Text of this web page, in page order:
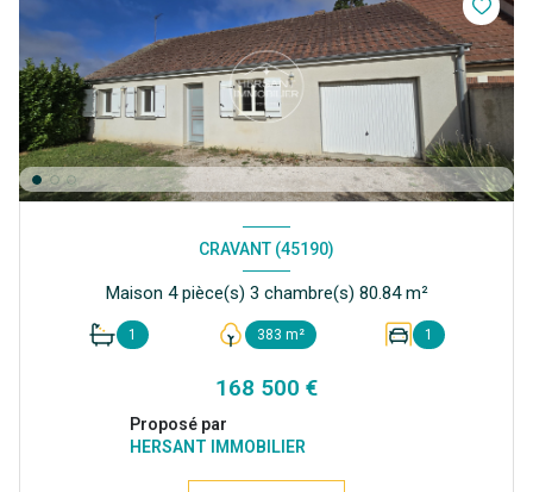
CRAVANT (45190)
Maison 4 pièce(s) 3 chambre(s) 80.84 m²
1 383 m² 1
168 500 €
Proposé par
HERSANT IMMOBILIER